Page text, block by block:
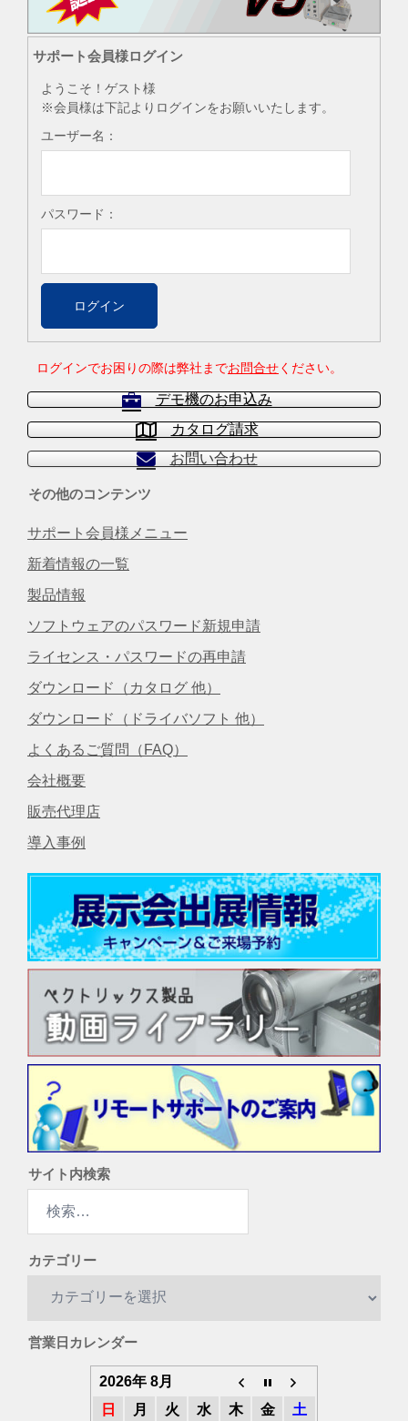
サポート会員様ログイン
ようこそ！ゲスト様
※会員様は下記よりログインをお願いいたします。
ユーザー名：
パスワード：
ログインでお困りの際は弊社までお問合せください。
デモ機のお申込み
カタログ請求
お問い合わせ
その他のコンテンツ
サポート会員様メニュー
新着情報の一覧
製品情報
ソフトウェアのパスワード新規申請
ライセンス・パスワードの再申請
ダウンロード（カタログ 他）
ダウンロード（ドライバソフト 他）
よくあるご質問（FAQ）
会社概要
販売代理店
導入事例
サイト内検索
カテゴリー
リ
営業日カレンダー
2026年 8月
日
月 火 水 木 金 土